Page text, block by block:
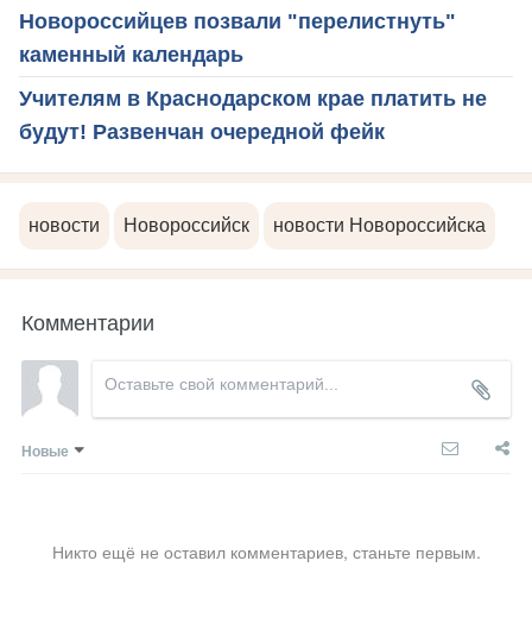
Новороссийцев позвали "перелистнуть"
каменный календарь
Учителям в Краснодарском крае платить не
будут! Развенчан очередной фейк
новости Новороссийск новости Новороссийска
Комментарии
Новые
Никто ещё не оставил комментариев, станьте первым.